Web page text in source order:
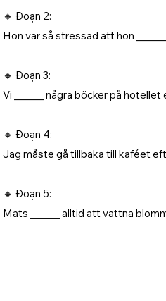
🔸 Đoạn 2:
Hon var så stressad att hon
🔸 Đoạn 3:
Vi ______ några böcker på
🔸 Đoạn 4:
Jag måste gå tillbaka till kaféet
🔸 Đoạn 5:
Mats ______ alltid att vattna